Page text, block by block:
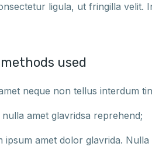
ligula, ut fringilla velit.
used
neque non tellus interdum
nulla amet glavridsa reprehend;
ipsum amet dolor glavrida.